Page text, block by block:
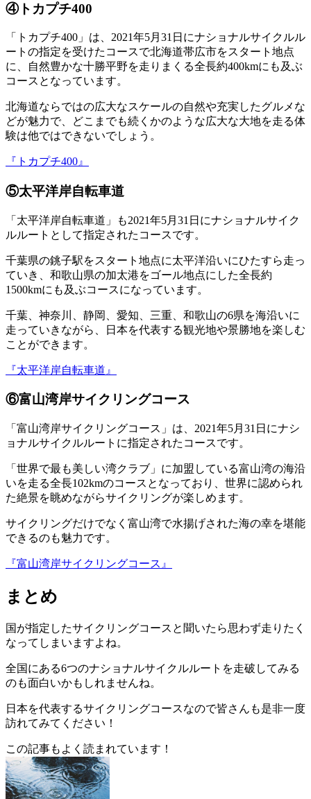
④トカプチ400
「トカプチ400」は、2021年5月31日にナショナルサイクルル
ートの指定を受けたコースで北海道帯広市をスタート地点
に、自然豊かな十勝平野を走りまくる全長約400kmにも及ぶ
コースとなっています。
北海道ならではの広大なスケールの自然や充実したグルメな
どが魅力で、どこまでも続くかのような広大な大地を走る体
験は他ではできないでしょう。
『トカプチ400』
⑤太平洋岸自転車道
「太平洋岸自転車道」も2021年5月31日にナショナルサイク
ルルートとして指定されたコースです。
千葉県の銚子駅をスタート地点に太平洋沿いにひたすら走っ
ていき、和歌山県の加太港をゴール地点にした全長約
1500kmにも及ぶコースになっています。
千葉、神奈川、静岡、愛知、三重、和歌山の6県を海沿いに
走っていきながら、日本を代表する観光地や景勝地を楽しむ
ことができます。
『太平洋岸自転車道』
⑥富山湾岸サイクリングコース
「富山湾岸サイクリングコース」は、2021年5月31日にナシ
ョナルサイクルルートに指定されたコースです。
「世界で最も美しい湾クラブ」に加盟している富山湾の海沿
いを走る全長102kmのコースとなっており、世界に認められ
た絶景を眺めながらサイクリングが楽しめます。
サイクリングだけでなく富山湾で水揚げされた海の幸を堪能
できるのも魅力です。
『富山湾岸サイクリングコース』
まとめ
国が指定したサイクリングコースと聞いたら思わず走りたく
なってしまいますよね。
全国にある6つのナショナルサイクルルートを走破してみる
のも面白いかもしれませんね。
日本を代表するサイクリングコースなので皆さんも是非一度
訪れてみてください！
この記事もよく読まれています！